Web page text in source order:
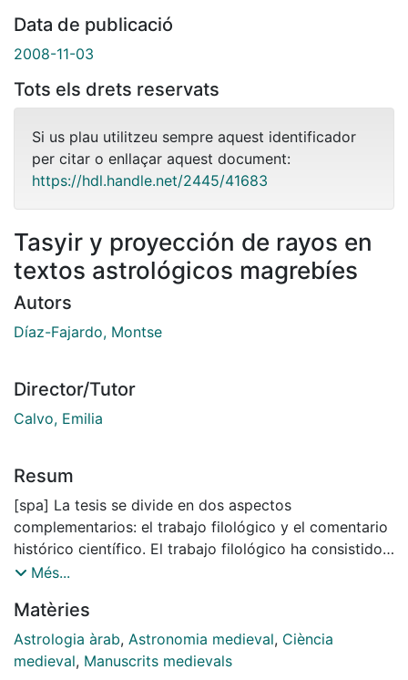
Data de publicació
2008-11-03
Tots els drets reservats
Si us plau utilitzeu sempre aquest identificador
per citar o enllaçar aquest document:
https://hdl.handle.net/2445/41683
Tasyir y proyección de rayos en
textos astrológicos magrebíes
Autors
Díaz-Fajardo, Montse
Director/Tutor
Calvo, Emilia
Resum
[spa] La tesis se divide en dos aspectos
complementarios: el trabajo filológico y el comentario
histórico científico. El trabajo filológico ha consistido
en la edición crítica de cuatro textos de autores
inéditas y uno de sus autores fue el astrólogo más
influyente en el occidente islámico cuya obra se
difundió ampliamente en la Europa Medieval. La
Més...
Matèries
Astrologia àrab, Astronomia medieval, Ciència
medieval, Manuscrits medievals